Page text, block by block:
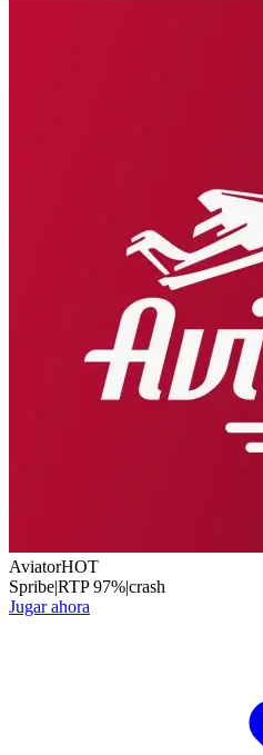
AviatorHOT
Spribe|RTP97%|crash
Jugar ahora